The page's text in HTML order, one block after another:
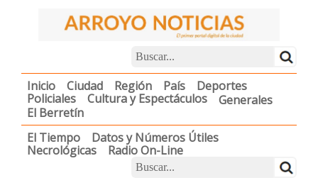
Inicio Ciudad Región País
Deportes
Policiales
Cultura y Espectáculos
Generales
El Berretín
El Tiempo
Datos y Números Útiles
Necrológicas
Radio On-Line